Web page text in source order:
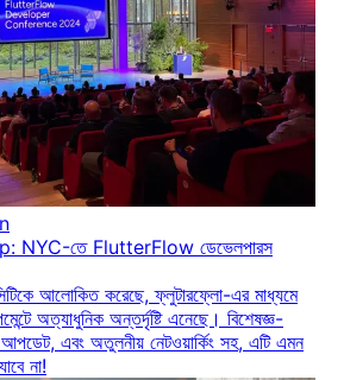
NYC-তে FlutterFlow ডেভেলপারস
আলোকিত করেছে, ফ্লুটারফ্লো-এর মাধ্যমে
অত্যাধুনিক অন্তর্দৃষ্টি এনেছে। বিশেষজ্ঞ-
আপডেট, এবং অতুলনীয় নেটওয়ার্কিং সহ, এটি এমন
না!